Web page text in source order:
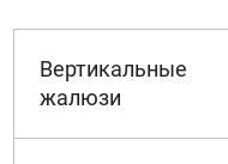
Вертикальные
жалюзи